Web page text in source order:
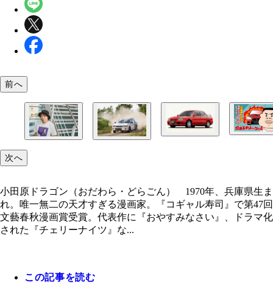
なさい』、ドラマ化された『チェリーナイツ』な
新作に『今夜は車内でおやすみなさい。』
23年間、常に進化を続けてきたランサーエボリュ
『堀田エボリューション』（©小田原ドラゴン／集
社）は毎月第2／第4土曜日に更新。現在、全話無
前へ
次へ
小田原ドラゴン（おだわら・どらごん） 1970年、兵庫県生ま
れ。唯一無二の天才すぎる漫画家。『コギャル寿司』で第47回
文藝春秋漫画賞受賞。代表作に『おやすみなさい』、ドラマ化
された『チェリーナイツ』な...
この記事を読む